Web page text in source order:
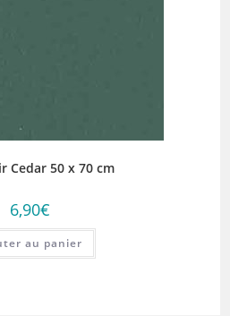
Cedar 50 x 70 cm
6,90€
au panier